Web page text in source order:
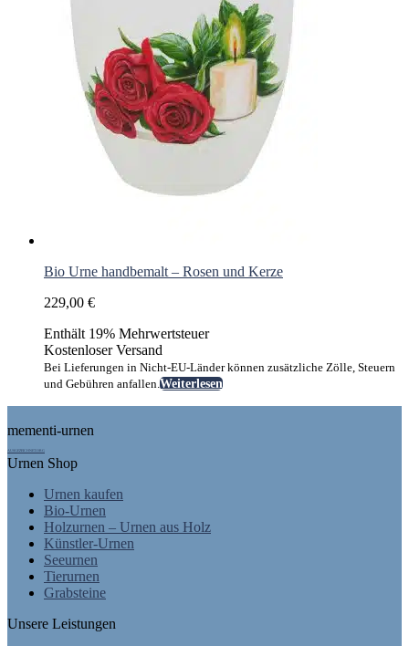
Bio Urne handbemalt – Rosen und Kerze
229,00 €
Enthält 19% Mehrwertsteuer
Kostenloser Versand
Bei Lieferungen in Nicht-EU-Länder können zusätzliche Zölle, Steuern
und Gebühren anfallen.Weiterlesen
mementi-urnen
AUSGEZEICHNET.ORG
Urnen Shop
Urnen kaufen
Bio-Urnen
Holzurnen – Urnen aus Holz
Künstler-Urnen
Seeurnen
Tierurnen
Grabsteine
Unsere Leistungen